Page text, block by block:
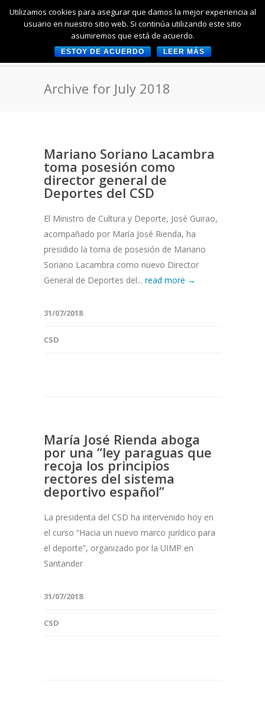
Archive for July 2018
Mariano Soriano Lacambra
toma posesión como
director general de
Deportes del CSD
El Ministro de Cultura y Deporte, José Guirao,
acompañado por María José Rienda, ha
presidido la toma de posesión de Mariano
Soriano Lacambra como nuevo Director
General de Deportes del... read more →
31/07/2018
CSD
María José Rienda aboga
por una “ley paraguas que
recoja los principios
rectores del sistema
deportivo español”
La presidenta del CSD ha intervenido hoy en
el curso “Hacia un nuevo marco jurídico para
el deporte”, organizado por la UIMP en
Santander
31/07/2018
CSD
Utilizamos cookies para asegurar que damos la mejor experiencia al
usuario en nuestro sitio web. Si continúa utilizando este sitio
asumiremos que está de acuerdo.
ESTOY DE ACUERDO LEER MÁS